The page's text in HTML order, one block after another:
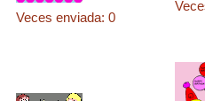
Veces enviada: 0